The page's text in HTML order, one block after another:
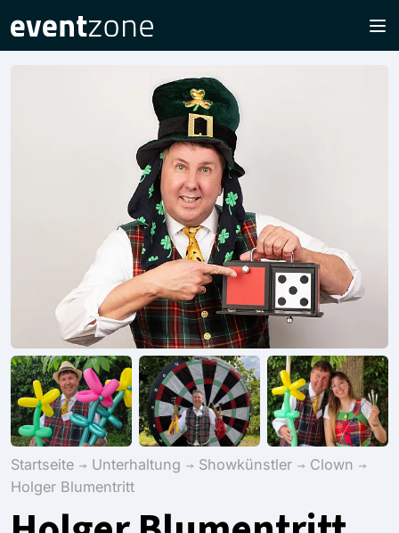
Startseite Unterhaltung Showkünstler
Clown
Holger Blumentritt